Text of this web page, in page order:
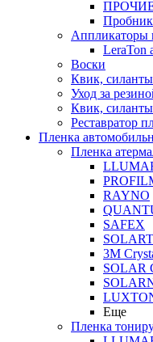
ПРОЧИЕ
Аппликаторы
LeraTon
Воски
Квик, силанты
Уход за
Квик,
Реставратор
Пленка
Пленка
RAYNO
SAFEX
3M
SOLAR
Еще
Пленка